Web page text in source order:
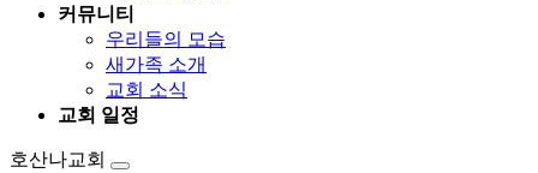
커뮤니티
우리들의 모습
새가족 소개
교회 소식
교회 일정
호산나교회